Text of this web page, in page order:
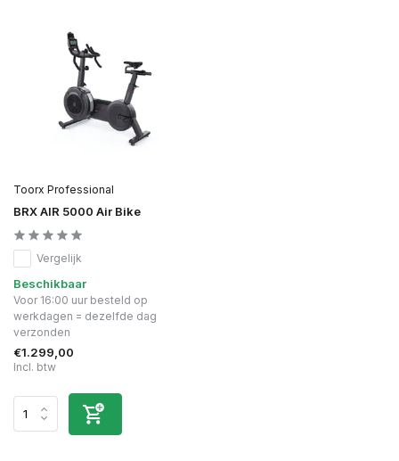
Toorx Professional
BRX AIR 5000 Air Bike
Vergelijk
Beschikbaar
Voor 16:00 uur besteld op
werkdagen = dezelfde dag
verzonden
€1.299,00
Incl. btw